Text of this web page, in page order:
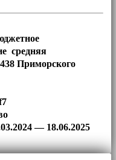
средняя
Приморского
— 18.06.2025